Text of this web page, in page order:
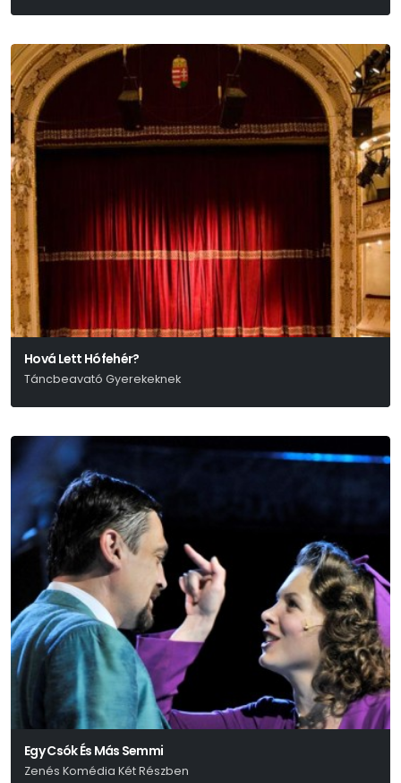
Hová Lett Hófehér?
Táncbeavató Gyerekeknek
Egy Csók És Más Semmi
Zenés Komédia Két Részben